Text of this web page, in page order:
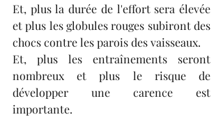
Et, plus la durée de l'effort sera élevée
et plus les globules rouges subiront des
chocs contre les parois des vaisseaux.
Et, plus les entraînements seront
nombreux et plus le risque de
développer une carence est
importante.